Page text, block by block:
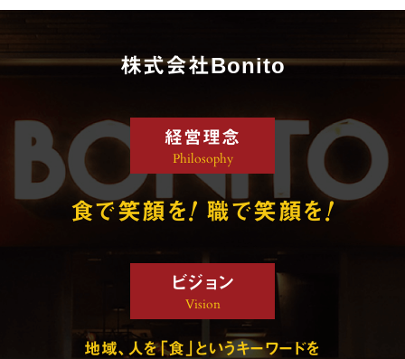
株式会社Bonito
経営理念
Philosophy
食で笑顔を! 職で笑顔を!
ビジョン
Vision
地域、人を「食」というキーワードを